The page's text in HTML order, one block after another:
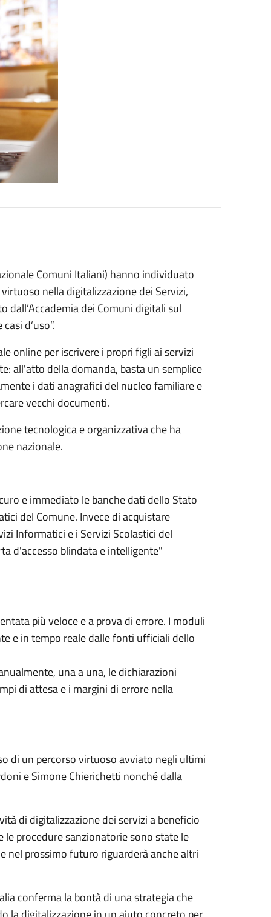
Comuni Italiani) hanno individuato
nella digitalizzazione dei Servizi,
dei Comuni digitali sul
d’uso”.
online per iscrivere i propri figli ai servizi
all'atto della domanda, basta un semplice
i dati anagrafici del nucleo familiare e
vecchi documenti.
tecnologica e organizzativa che ha
nazionale.
e immediato le banche dati dello Stato
del Comune. Invece di acquistare
Informatici e i Servizi Scolastici del
d'accesso blindata e intelligente"
più veloce e a prova di errore. I moduli
e in tempo reale dalle fonti ufficiali dello
una a una, le dichiarazioni
di attesa e i margini di errore nella
di un percorso virtuoso avviato negli ultimi
e Simone Chierichetti nonché dalla
di digitalizzazione dei servizi a beneficio
le procedure sanzionatorie sono state le
nel prossimo futuro riguarderà anche altri
conferma la bontà di una strategia che